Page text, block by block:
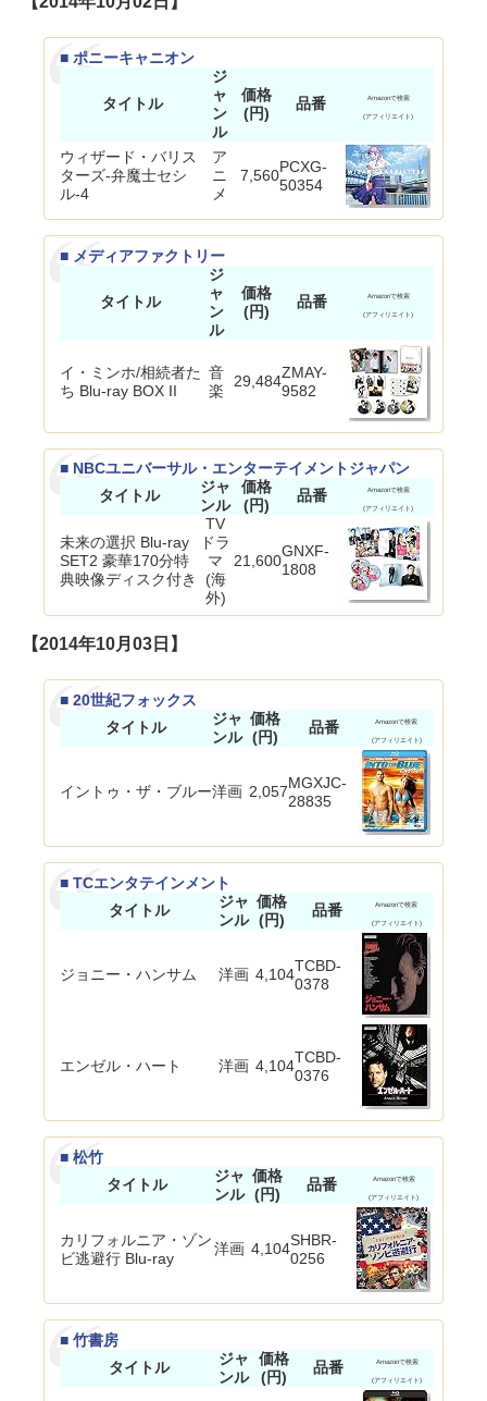
■ ポニーキャニオン
タイトル
ジ
ャ
ン
ル
価格
(円)
品番 Amazonで検索
(アフィリエイト)
ウィザード・バリス
ターズ-弁魔士セシ
ル-4
ア
ニ
メ
7,560PCXG-
50354
■ メディアファクトリー
タイトル
ジ
ャ
ン
ル
価格
(円)
品番 Amazonで検索
(アフィリエイト)
イ・ミンホ/相続者た
ち Blu-ray BOX II
音
楽
29,484ZMAY-
9582
■ NBCユニバーサル・エンターテイメントジャパン
タイトル
ジャ
ンル
価格
(円)
品番 Amazonで検索
(アフィリエイト)
未来の選択 Blu-ray
SET2 豪華170分特
典映像ディスク付き
TV
ドラ
マ
(海
外)
21,600
GNXF-
1808
【2014年10月03日】
■ 20世紀フォックス
タイトル
ジャ
ンル
価格
(円)
品番 Amazonで検索
(アフィリエイト)
イントゥ・ザ・ブルー洋画 2,057MGXJC-
28835
■ TCエンタテインメント
タイトル
ジャ
ンル
価格
(円)
品番 Amazonで検索
(アフィリエイト)
ジョニー・ハンサム 洋画 4,104TCBD-
0378
エンゼル・ハート 洋画 4,104TCBD-
0376
■ 松竹
タイトル
ジャ
ンル
価格
(円)
品番 Amazonで検索
(アフィリエイト)
カリフォルニア・ゾン
ビ逃避行 Blu-ray
洋画 4,104SHBR-
0256
■ 竹書房
タイトル
ジャ
ンル
価格
(円)
品番 Amazonで検索
(アフィリエイト)